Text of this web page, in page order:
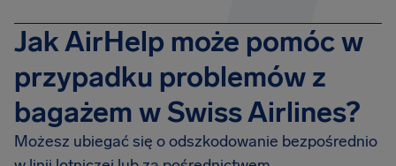
Jak AirHelp może pomóc w
przypadku problemów z
bagażem w Swiss Airlines?
Możesz ubiegać się o odszkodowanie bezpośrednio